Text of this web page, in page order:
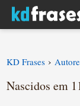
KD Frases ›
Nascidos em